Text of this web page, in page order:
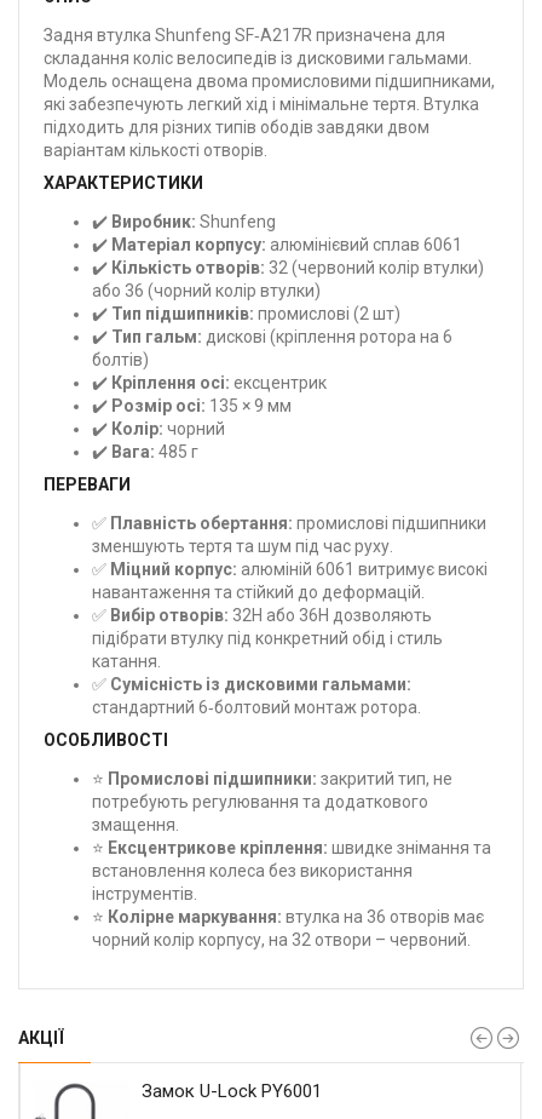
Задня втулка Shunfeng SF‑A217R призначена для
складання коліс велосипедів із дисковими гальмами.
Модель оснащена двома промисловими підшипниками,
які забезпечують легкий хід і мінімальне тертя. Втулка
підходить для різних типів ободів завдяки двом
варіантам кількості отворів.
ХАРАКТЕРИСТИКИ
✔️ Виробник: Shunfeng
✔️ Матеріал корпусу: алюмінієвий сплав 6061
✔️ Кількість отворів: 32 (червоний колір втулки)
або 36 (чорний колір втулки)
✔️ Тип підшипників: промислові (2 шт)
✔️ Тип гальм: дискові (кріплення ротора на 6
болтів)
✔️ Кріплення осі: ексцентрик
✔️ Розмір осі: 135 × 9 мм
✔️ Колір: чорний
✔️ Вага: 485 г
ПЕРЕВАГИ
✅ Плавність обертання: промислові підшипники
зменшують тертя та шум під час руху.
✅ Міцний корпус: алюміній 6061 витримує високі
навантаження та стійкий до деформацій.
✅ Вибір отворів: 32H або 36H дозволяють
підібрати втулку під конкретний обід і стиль
катання.
✅ Сумісність із дисковими гальмами:
стандартний 6‑болтовий монтаж ротора.
ОСОБЛИВОСТІ
⭐ Промислові підшипники: закритий тип, не
потребують регулювання та додаткового
змащення.
⭐ Ексцентрикове кріплення: швидке знімання та
встановлення колеса без використання
інструментів.
⭐ Колірне маркування: втулка на 36 отворів має
чорний колір корпусу, на 32 отвори – червоний.
АКЦІЇ
Замок U-Lock PY6001